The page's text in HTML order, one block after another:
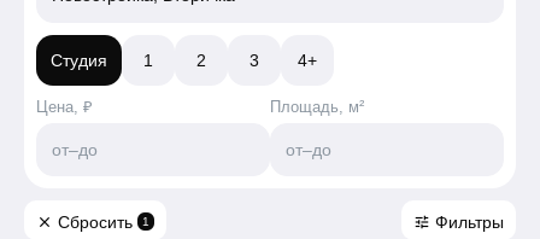
Студия 1 2 3 4+
Цена, ₽
от–до
Площадь, м²
от–до
close Сбросить 1 tune Фильтры